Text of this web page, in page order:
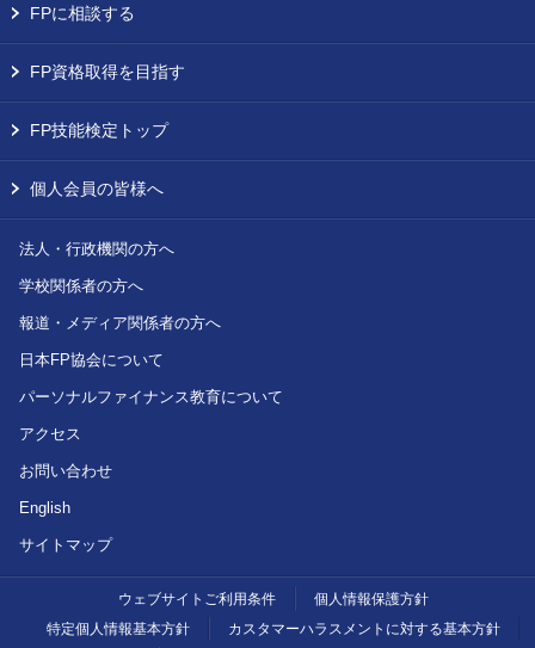
FPに相談する
FP資格取得を目指す
FP技能検定トップ
個人会員の皆様へ
法人・行政機関の方へ
学校関係者の方へ
報道・メディア関係者の方へ
日本FP協会について
パーソナルファイナンス教育について
アクセス
お問い合わせ
English
サイトマップ
ウェブサイトご利用条件
個人情報保護方針
特定個人情報基本方針
カスタマーハラスメントに対する基本方針